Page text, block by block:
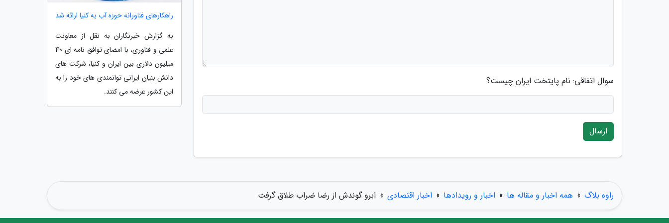
سوال اتفاقی: نام پایتخت ایران چیست؟
ارسال
راهکارهای فناورانه حوزه آب به کنیا ارائه شد
به گزارش خبرنگاران به نقل از معاونت
علمی و فناوری، با امضای توافق نامه ای 40
میلیون دلاری بین ایران و کنیا، شرکت های
دانش بنیان ایرانی توانمندی های خود را به
این کشور عرضه می کنند.
راوه بلاگ » همه اخبار و مقاله ها » اخبار و رویدادها » اخبار اقتصادی » ابرو گوندش از رضا ضراب طلاق گرفت